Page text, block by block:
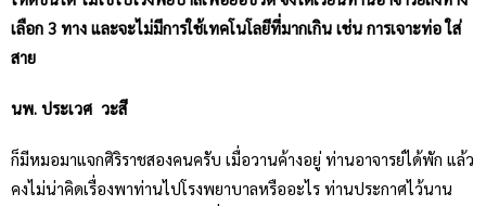
เลือก 3 ทาง และจะไม่มีการใช้เทคโนโลยีที่มากเกิน เช่น การเจาะท่อ ใส่
สาย
นพ. ประเวศ วะสี
ก็มีหมอมาแจกศิริราชสองคนครับ เมื่อวานค้างอยู่ ท่านอาจารย์ได้พัก แล้ว
คงไม่น่าคิดเรื่องพาท่านไปโรงพยาบาลหรืออะไร ท่านประกาศไว้นาน